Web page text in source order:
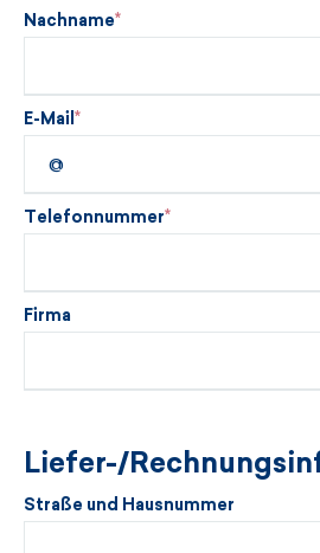
Nachname
E-Mail
Telefonnummer
Firma
Liefer-/
Straße und Hausnummer